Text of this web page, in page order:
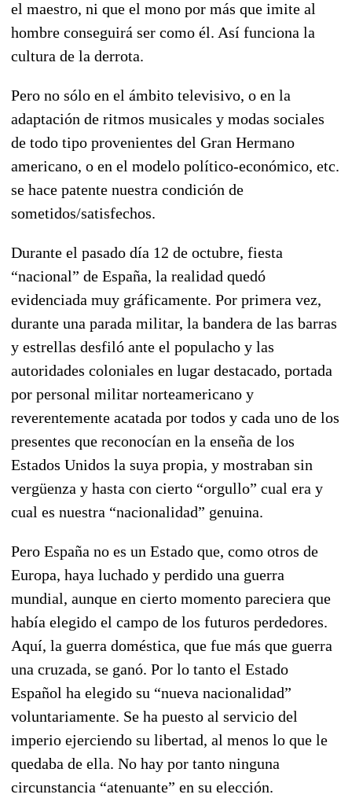
el maestro, ni que el mono por más que imite al
hombre conseguirá ser como él. Así funciona la
cultura de la derrota.
Pero no sólo en el ámbito televisivo, o en la
adaptación de ritmos musicales y modas sociales
de todo tipo provenientes del Gran Hermano
americano, o en el modelo político-económico, etc.
se hace patente nuestra condición de
sometidos/satisfechos.
Durante el pasado día 12 de octubre, fiesta
“nacional” de España, la realidad quedó
evidenciada muy gráficamente. Por primera vez,
durante una parada militar, la bandera de las barras
y estrellas desfiló ante el populacho y las
autoridades coloniales en lugar destacado, portada
por personal militar norteamericano y
reverentemente acatada por todos y cada uno de los
presentes que reconocían en la enseña de los
Estados Unidos la suya propia, y mostraban sin
vergüenza y hasta con cierto “orgullo” cual era y
cual es nuestra “nacionalidad” genuina.
Pero España no es un Estado que, como otros de
Europa, haya luchado y perdido una guerra
mundial, aunque en cierto momento pareciera que
había elegido el campo de los futuros perdedores.
Aquí, la guerra doméstica, que fue más que guerra
una cruzada, se ganó. Por lo tanto el Estado
Español ha elegido su “nueva nacionalidad”
voluntariamente. Se ha puesto al servicio del
imperio ejerciendo su libertad, al menos lo que le
quedaba de ella. No hay por tanto ninguna
circunstancia “atenuante” en su elección.